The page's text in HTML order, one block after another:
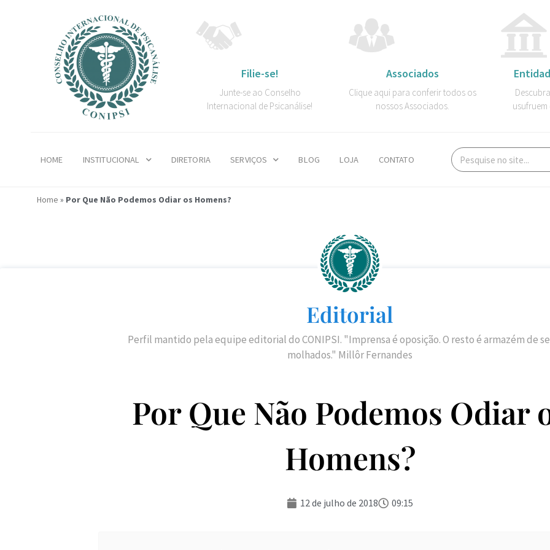
Filie-se!
Junte-se ao Conselho
Internacional de Psicanálise!
Associados
Clique aqui para conferir todos os
nossos Associados.
HOME INSTITUCIONAL DIRETORIA SERVIÇOS BLOG LOJA CONTATO
Home » Por Que Não Podemos Odiar os Homens?
Editorial
Perfil mantido pela equipe editorial do CONIPSI. "Imprensa é oposição. O resto é armazém de
molhados." Millôr Fernandes
Por Que Não Podemos Odiar
Homens?
12 de julho de 2018 09:15